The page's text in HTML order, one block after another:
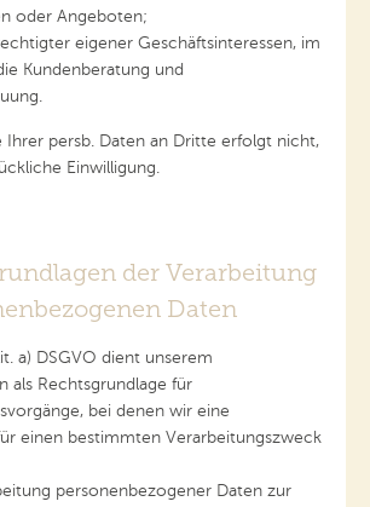
oder Angeboten;
eigener Geschäftsinteressen, im
Kundenberatung und
Ihrer persb. Daten an Dritte erfolgt nicht,
Einwilligung.
der Verarbeitung
Daten
a) DSGVO dient unserem
als Rechtsgrundlage für
bei denen wir eine
einen bestimmten Verarbeitungszweck
personenbezogener Daten zur